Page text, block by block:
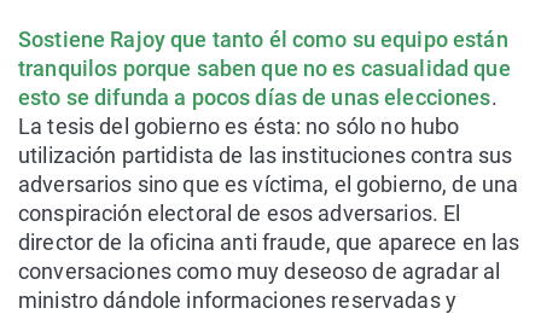
Sostiene Rajoy que tanto él como su equipo están
tranquilos porque saben que no es casualidad que
esto se difunda a pocos días de unas elecciones.
La tesis del gobierno es ésta: no sólo no hubo
utilización partidista de las instituciones contra sus
adversarios sino que es víctima, el gobierno, de una
conspiración electoral de esos adversarios. El
director de la oficina anti fraude, que aparece en las
conversaciones como muy deseoso de agradar al
ministro dándole informaciones reservadas y